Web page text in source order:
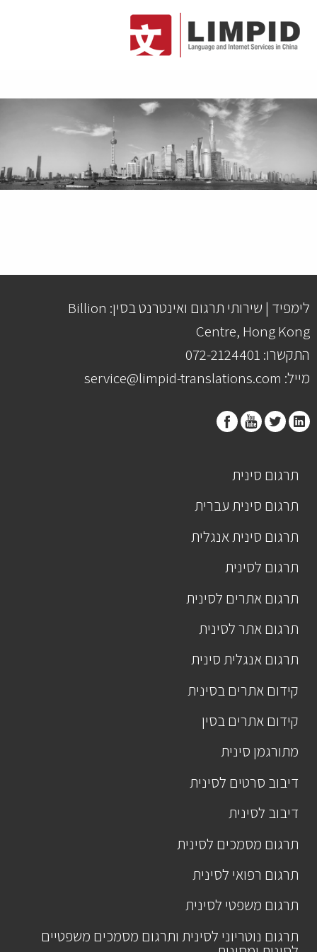
לימפיד | שירותי תרגום ואינטרנט בסין: Billion
Centre, Hong Kong
התקשרו: 072-2124401
מייל: service@limpid-translations.com
תרגום סינית
תרגום סינית עברית
תרגום סינית אנגלית
תרגום לסינית
תרגום אתרים לסינית
תרגום אתר לסינית
תרגום אנגלית סינית
קידום אתרים בסינית
קידום אתרים בסין
מתורגמן סינית
דיבוב סרטים לסינית
דיבוב לסינית
תרגום מסמכים לסינית
תרגום רפואי לסינית
תרגום משפטי לסינית
תרגום נוטריוני לסינית ותרגום מסמכים משפטיים